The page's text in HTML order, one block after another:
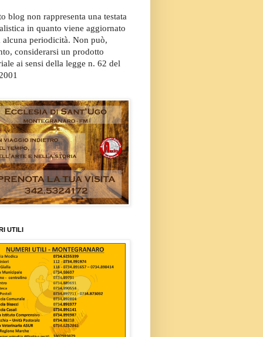
blog non rappresenta una testata
in quanto viene aggiornato
alcuna periodicità. Non può,
considerarsi un prodotto
ai sensi della legge n. 62 del
UTILI